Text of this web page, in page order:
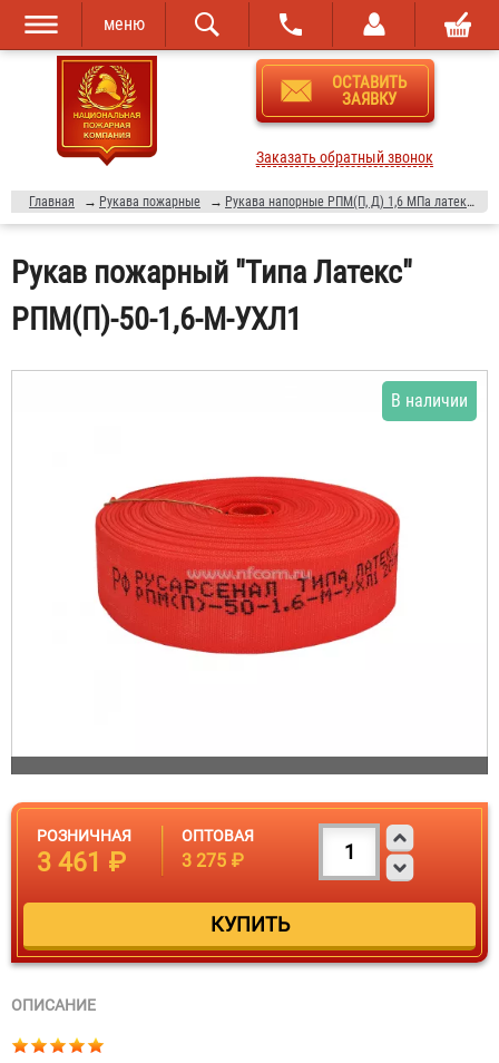
Перейти к
основному
содержанию
Skip to
navigation
меню
ОСТАВИТЬ
ЗАЯВКУ
Заказать обратный звонок
Главная → Рукава пожарные → Рукава напорные РПМ(П, Д) 1,6 МПа латексированные
Рукав пожарный "Типа Латекс"
РПМ(П)-50-1,6-М-УХЛ1
В наличии
РОЗНИЧНАЯ
3 461 ₽
ОПТОВАЯ
3 275 ₽
ОПИСАНИЕ